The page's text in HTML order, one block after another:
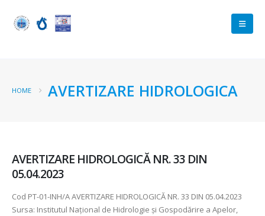
HOME AVERTIZARE HIDROLOGICA
AVERTIZARE HIDROLOGICĂ NR. 33 DIN
05.04.2023
Cod PT-01-INH/A AVERTIZARE HIDROLOGICĂ NR. 33 DIN 05.04.2023
Sursa: Institutul Național de Hidrologie și Gospodărire a Apelor,